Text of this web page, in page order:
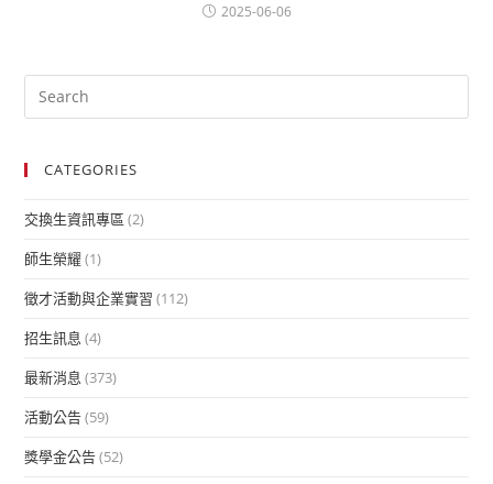
2025-06-06
CATEGORIES
交換生資訊專區 (2)
師生榮耀(1)
徵才活動與企業實習 (112)
招生訊息 (4)
最新消息 (373)
活動公告(59)
獎學金公告(52)